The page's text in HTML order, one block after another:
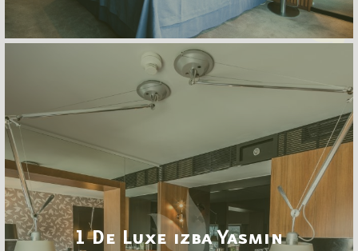
1 De Luxe izba Yasmin